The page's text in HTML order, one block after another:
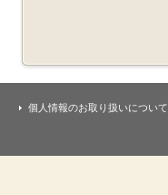
個人情報のお取り扱いについて